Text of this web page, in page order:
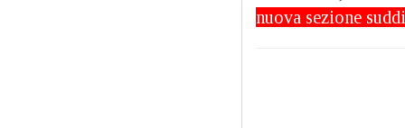
nuova sezione